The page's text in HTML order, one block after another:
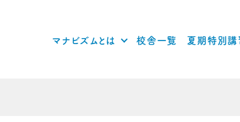
マナビズムとは 校舎一覧 夏期特別講